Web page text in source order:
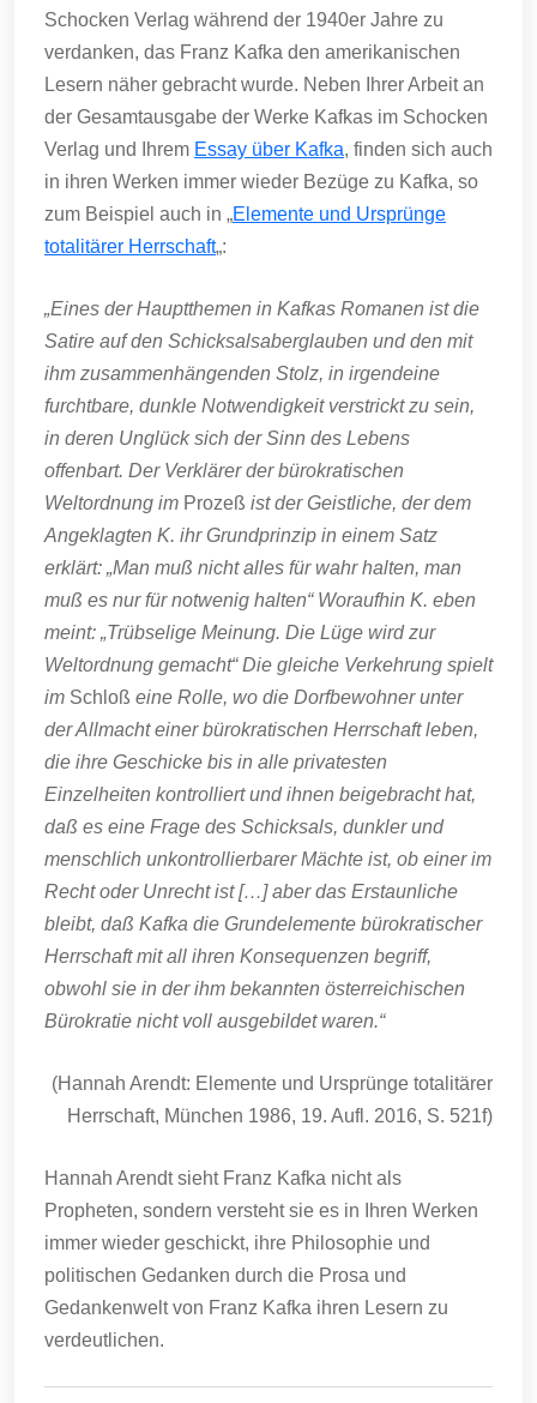
Schocken Verlag während der 1940er Jahre zu
verdanken, das Franz Kafka den amerikanischen
Lesern näher gebracht wurde. Neben Ihrer Arbeit an
der Gesamtausgabe der Werke Kafkas im Schocken
Verlag und Ihrem Essay über Kafka, finden sich auch
in ihren Werken immer wieder Bezüge zu Kafka, so
zum Beispiel auch in „Elemente und Ursprünge
totalitärer Herrschaft„:
„Eines der Hauptthemen in Kafkas Romanen ist die
Satire auf den Schicksalsaberglauben und den mit
ihm zusammenhängenden Stolz, in irgendeine
furchtbare, dunkle Notwendigkeit verstrickt zu sein,
in deren Unglück sich der Sinn des Lebens
offenbart. Der Verklärer der bürokratischen
Weltordnung im Prozeß ist der Geistliche, der dem
Angeklagten K. ihr Grundprinzip in einem Satz
erklärt: „Man muß nicht alles für wahr halten, man
muß es nur für notwenig halten“ Woraufhin K. eben
meint: „Trübselige Meinung. Die Lüge wird zur
Weltordnung gemacht“ Die gleiche Verkehrung spielt
im Schloß eine Rolle, wo die Dorfbewohner unter
der Allmacht einer bürokratischen Herrschaft leben,
die ihre Geschicke bis in alle privatesten
Einzelheiten kontrolliert und ihnen beigebracht hat,
daß es eine Frage des Schicksals, dunkler und
menschlich unkontrollierbarer Mächte ist, ob einer im
Recht oder Unrecht ist […] aber das Erstaunliche
bleibt, daß Kafka die Grundelemente bürokratischer
Herrschaft mit all ihren Konsequenzen begriff,
obwohl sie in der ihm bekannten österreichischen
Bürokratie nicht voll ausgebildet waren.“
(Hannah Arendt: Elemente und Ursprünge totalitärer
Herrschaft, München 1986, 19. Aufl. 2016, S. 521f)
Hannah Arendt sieht Franz Kafka nicht als
Propheten, sondern versteht sie es in Ihren Werken
immer wieder geschickt, ihre Philosophie und
politischen Gedanken durch die Prosa und
Gedankenwelt von Franz Kafka ihren Lesern zu
verdeutlichen.